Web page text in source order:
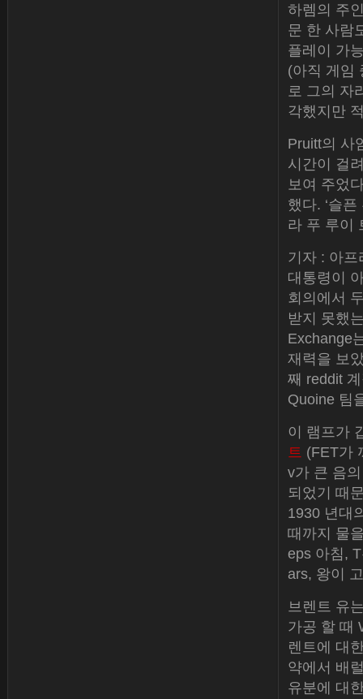
하렘의 주
문 한 사람
플레이 가
(아직 게임
로 그의 자
각했지만
Pruitt의 사
시간이 걸
보여 주었
했다. ‘슬
라 푸 루이
기자 : 아
대통령이
회의에서
받지 못했
Exchange
재력을 보
째 reddit
Quoine 팀
이 램프가
트 (FET가
v가 큰 음
되었기 때
1930 년대
때까지 물
eps 아침,
ars, 왕이
브렌트 유
가공 할 때
렌트에 대
약에서 배
유분에 대